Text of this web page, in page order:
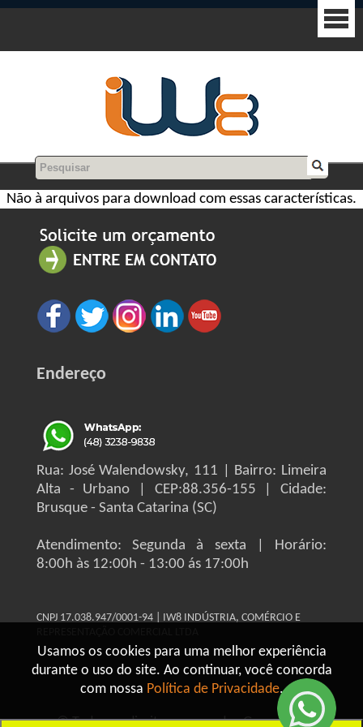
Usamos os cookies para uma melhor experiência
durante o uso do site. Ao continuar, você concorda
com nossa Política de Privacidade.
Não à arquivos para download com essas características.
Endereço
Rua: José Walendowsky, 111 | Bairro: Limeira
Alta - Urbano | CEP:88.356-155 | Cidade:
Brusque - Santa Catarina (SC)
Atendimento: Segunda à sexta | Horário:
8:00h às 12:00h - 13:00 ás 17:00h
CNPJ 17.038.947/0001-94 | IW8 INDÚSTRIA, COMÉRCIO E
© Todos os direitos reservados Grupo IW8